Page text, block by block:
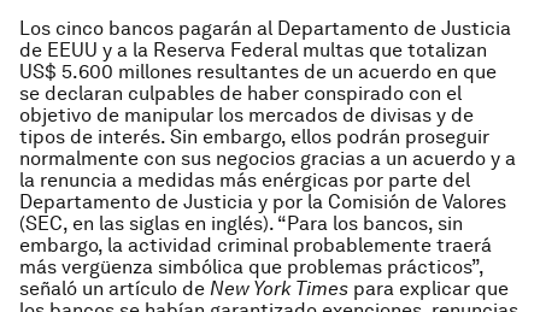
Los cinco bancos pagarán al Departamento de Justicia
de EEUU y a la Reserva Federal multas que totalizan
US$ 5.600 millones resultantes de un acuerdo en que
se declaran culpables de haber conspirado con el
objetivo de manipular los mercados de divisas y de
tipos de interés. Sin embargo, ellos podrán proseguir
normalmente con sus negocios gracias a un acuerdo y a
la renuncia a medidas más enérgicas por parte del
Departamento de Justicia y por la Comisión de Valores
(SEC, en las siglas en inglés). “Para los bancos, sin
embargo, la actividad criminal probablemente traerá
más vergüenza simbólica que problemas prácticos”,
señaló un artículo de New York Times para explicar que